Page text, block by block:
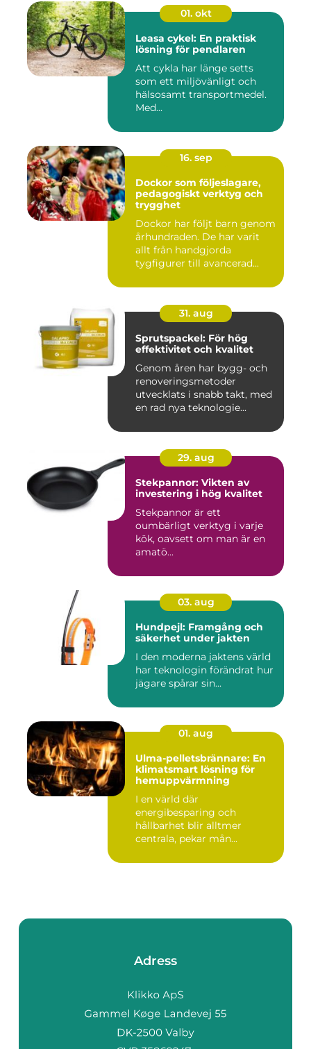
01. okt
Leasa cykel: En praktisk
lösning för pendlaren
Att cykla har länge setts
som ett miljövänligt och
hälsosamt transportmedel.
Med...
16. sep
Dockor som följeslagare,
pedagogiskt verktyg och
trygghet
Dockor har följt barn genom
århundraden. De har varit
allt från handgjorda
tygfigurer till avancerad...
31. aug
Sprutspackel: För hög
effektivitet och kvalitet
Genom åren har bygg- och
renoveringsmetoder
utvecklats i snabb takt, med
en rad nya teknologie...
29. aug
Stekpannor: Vikten av
investering i hög kvalitet
Stekpannor är ett
oumbärligt verktyg i varje
kök, oavsett om man är en
amatö...
03. aug
Hundpejl: Framgång och
säkerhet under jakten
I den moderna jaktens värld
har teknologin förändrat hur
jägare spårar sin...
01. aug
Ulma-pelletsbrännare: En
klimatsmart lösning för
hemuppvärmning
I en värld där
energibesparing och
hållbarhet blir alltmer
centrala, pekar mån...
Adress